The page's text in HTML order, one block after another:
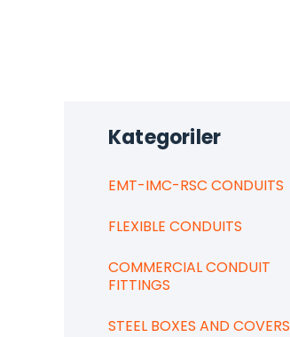
Kategoriler
EMT-IMC-RSC CONDUITS
FLEXIBLE CONDUITS
COMMERCIAL CONDUIT
FITTINGS
STEEL BOXES AND COVERS